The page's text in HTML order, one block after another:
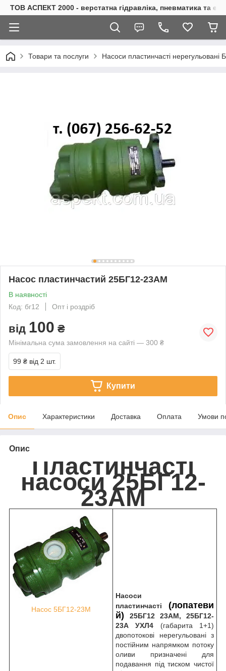
ТОВ АСПЕКТ 2000 - верстатна гідравліка, пневматика та
Товари та послуги Насоси пластинчасті
Насос пластинчастий 25БГ12-23АМ
В наявності
Код: бг12
Опт і роздріб
від 100 ₴
Мінімальна сума замовлення на сайті — 300 ₴
99 ₴ від 2 шт.
Купити
Опис Характеристики Доставка Оплата Умови
Опис
Пластинчасті
насоси 25БГ12-
23АМ
Насос 5БГ12-23М
Насоси
пластинчасті
(лопатеви
й)
25БГ12 23АМ, 25БГ12-
23А УХЛ4
(габарита 1+1)
двопотокові нерегульовані з
постійним напрямком потоку
оливи призначені для
подавання під тиском чистої